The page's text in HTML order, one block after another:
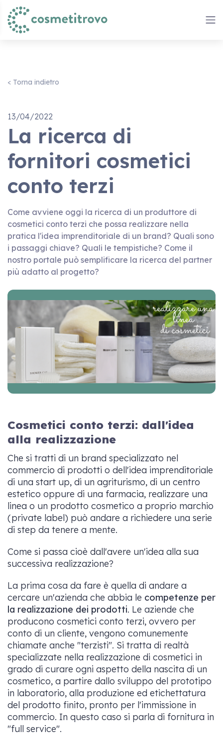
< Torna indietro
13/04/2022
La ricerca di
fornitori cosmetici
conto terzi
Come avviene oggi la ricerca di un produttore di
cosmetici conto terzi che possa realizzare nella
pratica l'idea imprenditoriale di un brand? Quali sono
i passaggi chiave? Quali le tempistiche? Come il
nostro portale può semplificare la ricerca del partner
più adatto al progetto?
Cosmetici conto terzi: dall'idea
alla realizzazione
Che si tratti di un brand specializzato nel
commercio di prodotti o dell'idea imprenditoriale
di una start up, di un agriturismo, di un centro
estetico oppure di una farmacia, realizzare una
linea o un prodotto cosmetico a proprio marchio
(private label) può andare a richiedere una serie
di step da tenere a mente.
Come si passa cioè dall'avere un'idea alla sua
successiva realizzazione?
La prima cosa da fare è quella di andare a
cercare un'azienda che abbia le competenze per
la realizzazione dei prodotti. Le aziende che
producono cosmetici conto terzi, ovvero per
conto di un cliente, vengono comunemente
chiamate anche "terzisti". Si tratta di realtà
specializzate nella realizzazione di cosmetici in
grado di curare ogni aspetto della nascita di un
cosmetico, a partire dallo sviluppo del prototipo
in laboratorio, alla produzione ed etichettatura
del prodotto finito, pronto per l'immissione in
commercio. In questo caso si parla di fornitura in
"full service".